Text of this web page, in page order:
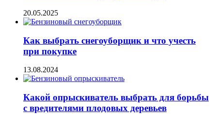
20.05.2025
Как выбрать снегоуборщик и что учесть
при покупке
13.08.2024
Какой опрыскиватель выбрать для борьбы
с вредителями плодовых деревьев